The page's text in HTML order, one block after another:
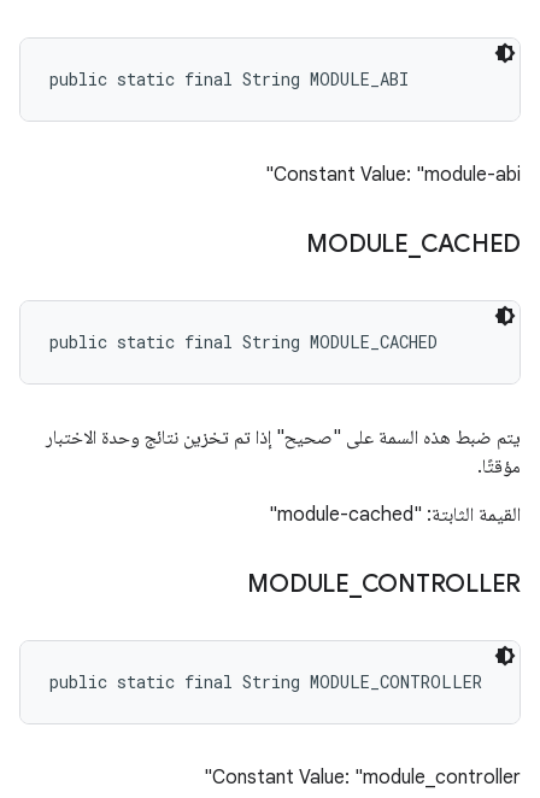
public static final String MODULE_ABI
Constant Value: "module-abi"
MODULE CACHED
public static final String MODULE_CACHED
يتم ضبط هذه السمة على "صحيح" إذا تم تخزين نتائج وحدة الاختبار
مؤقتًا.
القيمة الثابتة: "module-cached"
MODULE CONTROLLER
public static final String MODULE_CONTROLLER
Constant Value: "module_controller"